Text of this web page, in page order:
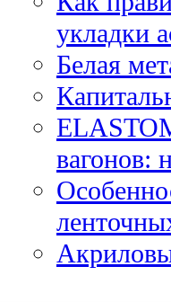
укладки
Белая
вагонов: